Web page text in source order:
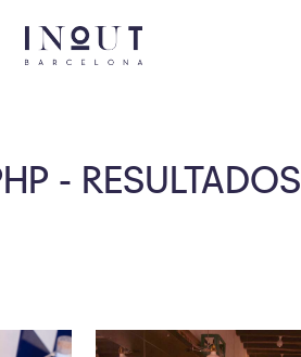
- RESULTADOS